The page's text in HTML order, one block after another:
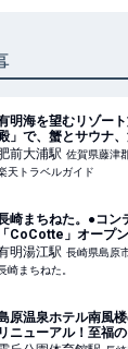
明海を望むリゾー
」で、蟹とサウナ
トラベル】
前大浦駅 佐賀県藤津
天トラベルガイド
崎まちねた。●コン
「CoCotte」オープン
明湯江駅 長崎県島原
崎まちねた。
原温泉ホテル南風
リニューアル！至福